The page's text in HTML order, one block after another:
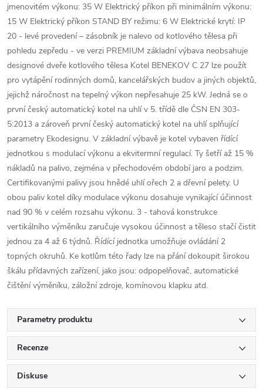
jmenovitém výkonu: 35 W Elektrický příkon při minimálním výkonu:
15 W Elektrický příkon STAND BY režimu: 6 W Elektrické krytí: IP
20 - levé provedení – zásobník je nalevo od kotlového tělesa při
pohledu zepředu - ve verzi PREMIUM základní výbava neobsahuje
designové dveře kotlového tělesa Kotel BENEKOV C 27 lze použít
pro vytápění rodinných domů, kancelářských budov a jiných objektů,
jejichž náročnost na tepelný výkon nepřesahuje 25 kW. Jedná se o
první český automatický kotel na uhlí v 5. třídě dle ČSN EN 303-
5:2013 a zároveň první český automatický kotel na uhlí splňující
parametry Ekodesignu. V základní výbavě je kotel vybaven řídící
jednotkou s modulací výkonu a ekvitermní regulací. Ty šetří až 15 %
nákladů na palivo, zejména v přechodovém období jaro a podzim.
Certifikovanými palivy jsou hnědé uhlí ořech 2 a dřevní pelety. U
obou paliv kotel díky modulace výkonu dosahuje vynikající účinnost
nad 90 % v celém rozsahu výkonu. 3 - tahová konstrukce
vertikálního výměníku zaručuje vysokou účinnost a těleso stačí čistit
jednou za 4 až 6 týdnů. Řídící jednotka umožňuje ovládání 2
topných okruhů. Ke kotlům této řady lze na přání dokoupit širokou
škálu přídavných zařízení, jako jsou: odpopelňovač, automatické
čištění výměníku, záložní zdroje, komínovou klapku atd.
Parametry produktu
Recenze
Diskuse